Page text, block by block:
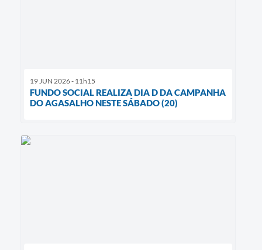
19 JUN 2026 - 11h15
FUNDO SOCIAL REALIZA DIA D DA CAMPANHA
DO AGASALHO NESTE SÁBADO (20)